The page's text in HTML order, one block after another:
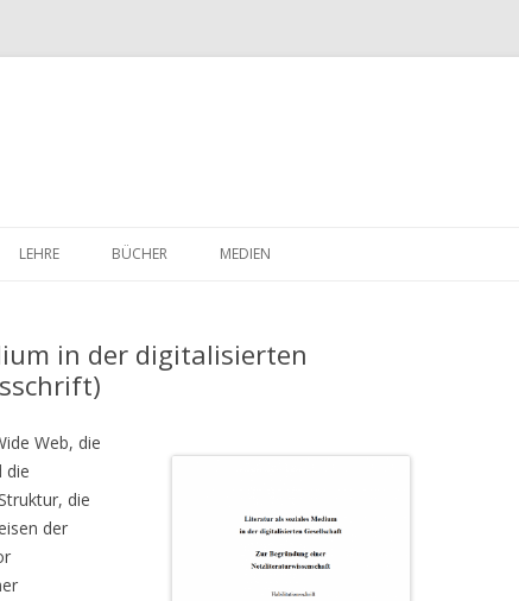
to
LEHRE BÜCHER MEDIEN
in der digitalisierten
Web, die
die
die
der